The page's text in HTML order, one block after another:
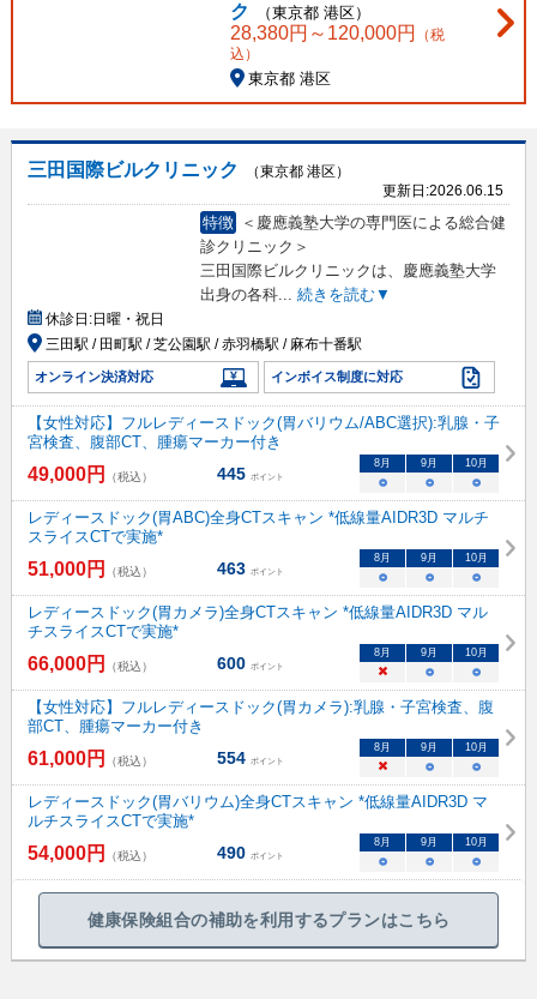
ク
（東京都 港区）
28,380円～ 120,000円
（税
込）
東京都 港区
三田国際ビルクリニック
（東京都 港区）
更新日:2026.06.15
特徴
＜慶應義塾大学の専門医による総合健
診クリニック＞
三田国際ビルクリニックは、慶應義塾大学
出身の各科... 続きを読む▼
休診日:日曜・祝日
三田駅 / 田町駅 / 芝公園駅 / 赤羽橋駅 / 麻布十番駅
オンライン決済対応 インボイス制度に対応
【女性対応】フルレディースドック(胃バリウム/ABC選択):乳腺・子
宮検査、腹部CT、腫瘍マーカー付き
49,000円 （税込） 445 ポイント
8月 9月 10月
○ ○ ○
レディースドック(胃ABC)全身CTスキャン *低線量AIDR3D マルチ
スライスCTで実施*
51,000円 （税込） 463 ポイント
8月 9月 10月
○ ○ ○
レディースドック(胃カメラ)全身CTスキャン *低線量AIDR3D マル
チスライスCTで実施*
66,000円 （税込） 600 ポイント
8月 9月 10月
× ○ ○
【女性対応】フルレディースドック(胃カメラ):乳腺・子宮検査、腹
部CT、腫瘍マーカー付き
61,000円 （税込） 554 ポイント
8月 9月 10月
× ○ ○
レディースドック(胃バリウム)全身CTスキャン *低線量AIDR3D マ
ルチスライスCTで実施*
54,000円 （税込） 490 ポイント
8月 9月 10月
○ ○ ○
健康保険組合の補助を利用するプランはこちら